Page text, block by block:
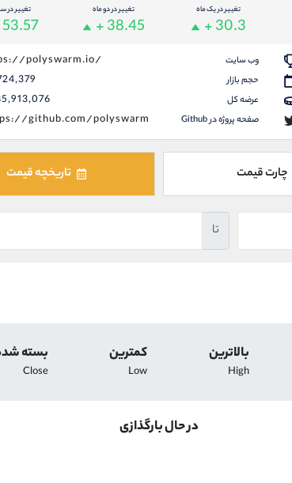
تغییر در یک ماه
+ 30.3
تغییر در دو ماه
+ 38.45
تغییر در
وب سایت polyswarm.io/
حجم بازار
عرضه کل
صفحه پروژه در Github github.com/polyswarm
چارت قیمت تاریخچه قیمت
تا
بالاترین
High
کمترین
Low
بسته
Close
در حال بارگذازی